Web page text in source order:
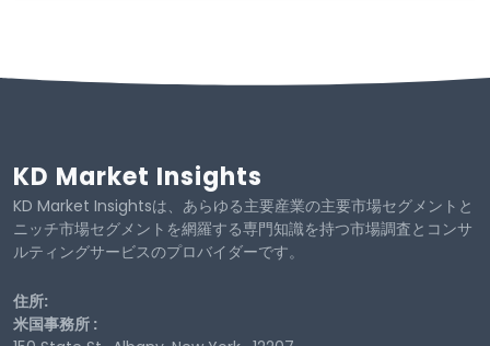
KD Market Insights
KD Market Insightsは、あらゆる主要産業の主要市場セグメントと
ニッチ市場セグメントを網羅する専門知識を持つ市場調査とコンサ
ルティングサービスのプロバイダーです。
住所:
米国事務所 :